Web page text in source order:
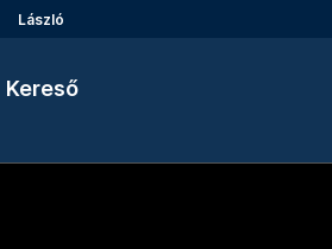
László
Kereső